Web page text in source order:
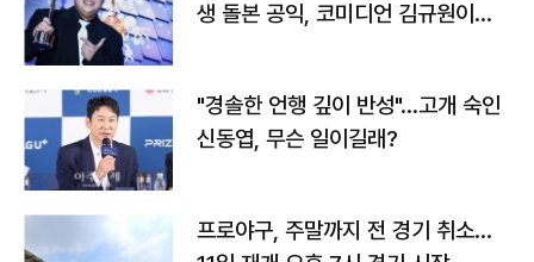
생 돌본 공익, 코미디언 김규원이었
"경솔한 언행 깊이 반성"…고개 숙인
신동엽, 무슨 일이길래?
프로야구, 주말까지 전 경기 취소…